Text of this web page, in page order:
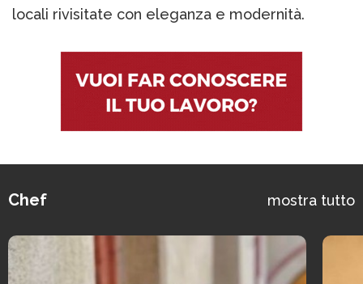
locali rivisitate con eleganza e modernità.
Chef mostra tutto